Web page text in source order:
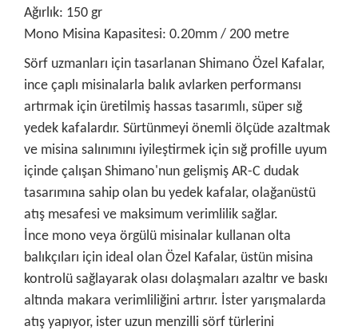
Ağırlık: 150 gr
Mono Misina Kapasitesi: 0.20mm / 200 metre
Sörf uzmanları için tasarlanan Shimano Özel Kafalar,
ince çaplı misinalarla balık avlarken performansı
artırmak için üretilmiş hassas tasarımlı, süper sığ
yedek kafalardır. Sürtünmeyi önemli ölçüde azaltmak
ve misina salınımını iyileştirmek için sığ profille uyum
içinde çalışan Shimano'nun gelişmiş AR-C dudak
tasarımına sahip olan bu yedek kafalar, olağanüstü
atış mesafesi ve maksimum verimlilik sağlar.
İnce mono veya örgülü misinalar kullanan olta
balıkçıları için ideal olan Özel Kafalar, üstün misina
kontrolü sağlayarak olası dolaşmaları azaltır ve baskı
altında makara verimliliğini artırır. İster yarışmalarda
atış yapıyor, ister uzun menzilli sörf türlerini